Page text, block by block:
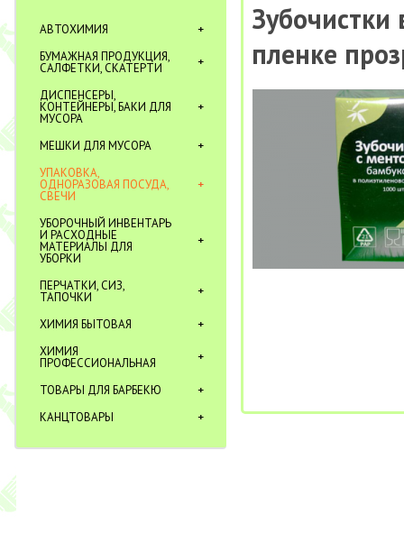
АВТОХИМИЯ
БУМАЖНАЯ ПРОДУКЦИЯ,
САЛФЕТКИ, СКАТЕРТИ
ДИСПЕНСЕРЫ,
КОНТЕЙНЕРЫ, БАКИ ДЛЯ
МУСОРА
МЕШКИ ДЛЯ МУСОРА
УПАКОВКА,
ОДНОРАЗОВАЯ ПОСУДА,
СВЕЧИ
УБОРОЧНЫЙ ИНВЕНТАРЬ
И РАСХОДНЫЕ
МАТЕРИАЛЫ ДЛЯ
УБОРКИ
ПЕРЧАТКИ, СИЗ,
ТАПОЧКИ
ХИМИЯ БЫТОВАЯ
ХИМИЯ
ПРОФЕССИОНАЛЬНАЯ
ТОВАРЫ ДЛЯ БАРБЕКЮ
КАНЦТОВАРЫ
пленке